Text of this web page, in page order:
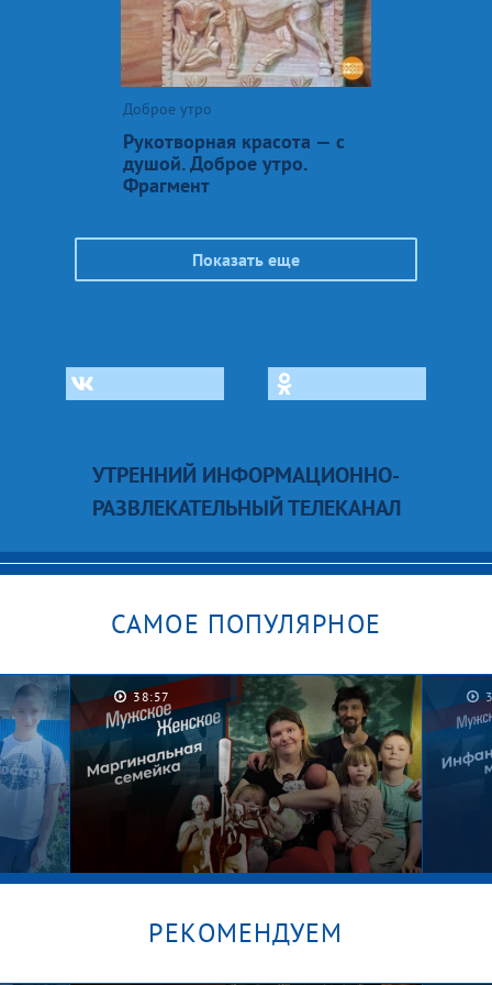
Доброе утро
Рукотворная красота — с
душой. Доброе утро.
Фрагмент
Показать еще
УТРЕННИЙ ИНФОРМАЦИОННО-
РАЗВЛЕКАТЕЛЬНЫЙ ТЕЛЕКАНАЛ
САМОЕ ПОПУЛЯРНОЕ
38:57
РЕКОМЕНДУЕМ